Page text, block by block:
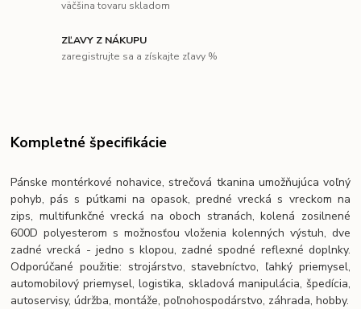
väčšina tovaru skladom
ZĽAVY Z NÁKUPU
zaregistrujte sa a získajte zľavy %
Kompletné špecifikácie
Pánske montérkové nohavice, strečová tkanina umožňujúca voľný
pohyb, pás s pútkami na opasok, predné vrecká s vreckom na
zips, multifunkčné vrecká na oboch stranách, kolená zosilnené
600D polyesterom s možnosťou vloženia kolenných výstuh, dve
zadné vrecká - jedno s klopou, zadné spodné reflexné doplnky.
Odporúčané použitie: strojárstvo, stavebníctvo, ľahký priemysel,
automobilový priemysel, logistika, skladová manipulácia, špedícia,
autoservisy, údržba, montáže, poľnohospodárstvo, záhrada, hobby.